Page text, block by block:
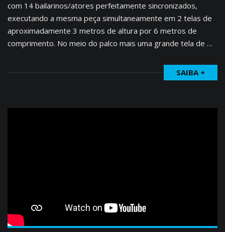
com 14 bailarinos/atores perfeitamente sincronizados,
executando a mesma peça simultaneamente em 2 telas de
aproximadamente 3 metros de altura por 6 metros de
comprimento. No meio do palco mais uma grande tela de …
SAIBA +